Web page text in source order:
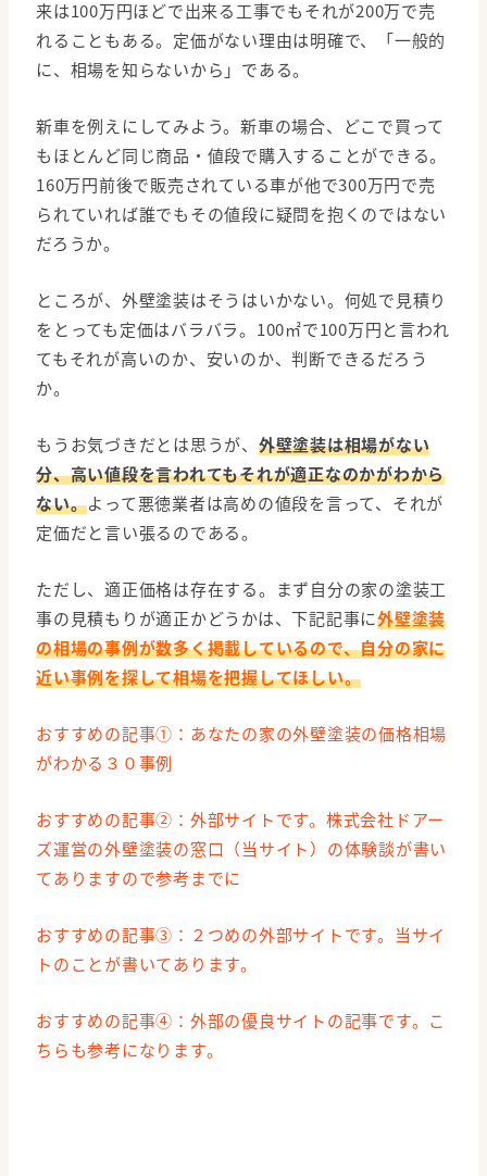
来は100万円ほどで出来る工事でもそれが200万で売
れることもある。定価がない理由は明確で、「一般的
に、相場を知らないから」である。
新車を例えにしてみよう。新車の場合、どこで買って
もほとんど同じ商品・値段で購入することができる。
160万円前後で販売されている車が他で300万円で売
られていれば誰でもその値段に疑問を抱くのではない
だろうか。
ところが、外壁塗装はそうはいかない。何処で見積り
をとっても定価はバラバラ。100㎡で100万円と言われ
てもそれが高いのか、安いのか、判断できるだろう
か。
もうお気づきだとは思うが、 外壁塗装は相場がない
分、高い値段を言われてもそれが適正なのかがわから
ない。よって悪徳業者は高めの値段を言って、それが
定価だと言い張るのである。
ただし、適正価格は存在する。まず自分の家の塗装工
事の見積もりが適正かどうかは、下記記事に外壁塗装
の相場の事例が数多く掲載しているので、自分の家に
近い事例を探して相場を把握してほしい。
おすすめの記事①：あなたの家の外壁塗装の価格相場
がわかる３０事例
おすすめの記事②：外部サイトです。株式会社ドアー
ズ運営の外壁塗装の窓口（当サイト）の体験談が書い
てありますので参考までに
おすすめの記事③：２つめの外部サイトです。当サイ
トのことが書いてあります。
おすすめの記事④：外部の優良サイトの記事です。こ
ちらも参考になります。